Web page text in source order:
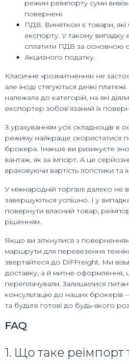
режим реімпорту суми
повернені.
ПДВ. Винятком є товари, які
експорту. У такому
сплатити ПДВ за основною
Акцизного податку.
Класичне «розмитнення» не
але іноді стягуються деякі
належала до категорій, на які
експортер зобов’язаний їх
З урахуванням усіх складнощів в
режиму найкраще скористатися
брокера. Інакше ви ризикуєте
вантаж, як за імпорт. А це
враховуючи вартість логістики та
У міжнародній торгівлі далеко не
завершуються успішно. І у
повернути власний товар,
рішенням.
Якщо ви зіткнулися з
маршрути для перевезення
звертайтеся до DiFFreight. Ми
доставку, а й митне оформлення,
переплачували. Залишилися
консультацію до наших брокерів
та будьте готові до будь-якого
FAQ
1. Що таке реімпорт